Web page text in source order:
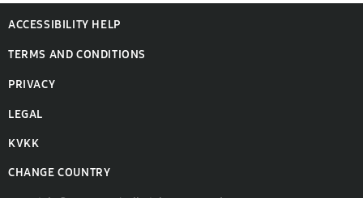
ACCESSIBILITY HELP
TERMS AND CONDITIONS
PRIVACY
LEGAL
KVKK
CHANGE COUNTRY